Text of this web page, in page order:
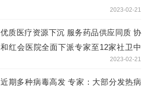
2023-02-21
优质医疗资源下沉 服务药品供应同质 协
和红会医院全面下派专家至12家社卫中
2023-02-21
近期多种病毒高发 专家：大部分发热病